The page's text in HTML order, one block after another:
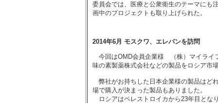
委員会では、医療と公衆衛生のテーマにも
画中のプロジェクトも取り上げられた。
2014年6月 モスクワ、エレバンを訪問
今回はOMD会員企業様 （株）マイライ
味の素製薬株式会社などの製品をロシア市
弊社がお持ちした日本企業様の製品はど
場で購入が決まった製品もありました。
ロシアはペレストロイカから23年目とな